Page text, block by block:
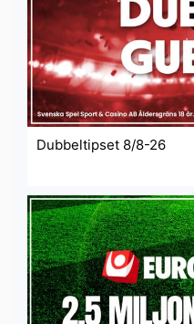
Dubbeltipset 8/8-26